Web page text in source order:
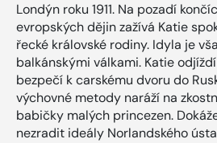
Londýn roku 1911. Na pozadí
evropských dějin zažívá Katie
řecké královské rodiny. Idyla je
balkánskými válkami. Katie
bezpečí k carskému dvoru do
výchovné metody naráží na
babičky malých princezen.
nezradit ideály Norlandského